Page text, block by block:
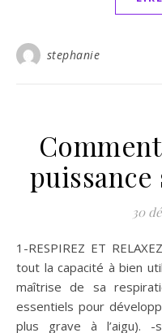
stephanie
puissance
30
1-RESPIREZ ET RELAXEZ-VOUS L’art du chant est avant
tout la capacité à bien
maîtrise de sa
essentiels pour
plus grave à l’aigu). -